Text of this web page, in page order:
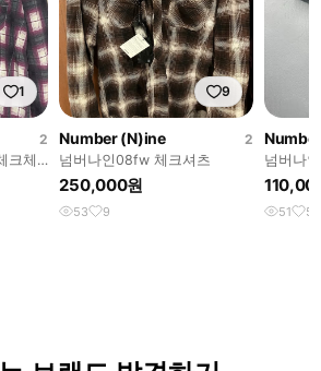
1
2
크체
9
Number (N)ine
2
넘버나인08fw 체크셔츠
250,000원
53 9
넘버나
51 5